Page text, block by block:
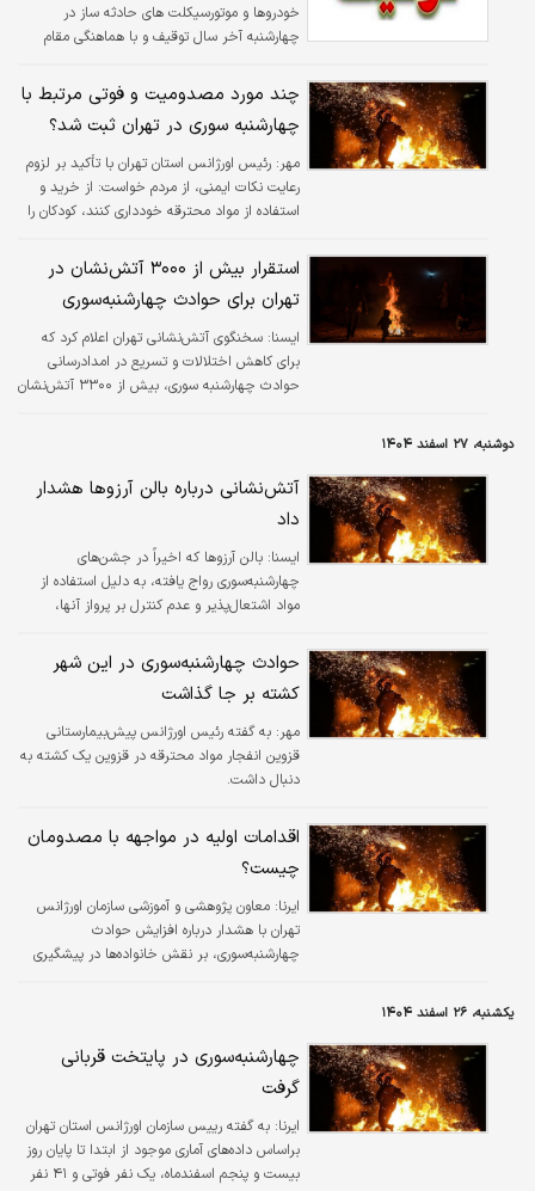
خودروها و موتورسیکلت های حادثه ساز در
چهارشنبه آخر سال توقیف و با هماهنگی مقام
نوروزی ادامه خواهد داشت.
چند مورد مصدومیت و فوتی مرتبط با
چهارشنبه سوری در تهران ثبت شد؟
مهر: رئیس اورژانس استان تهران با تأکید بر لزوم
رعایت نکات ایمنی، از مردم خواست: از خرید و
استفاده از مواد محترقه خودداری کنند، کودکان را
حادثه، بلافاصله با شماره ۱۱۵ تماس بگیرند. استقرار بیش از ۳۰۰۰ آتش‌نشان در
تهران برای حوادث چهارشنبه‌سوری
ايسنا: سخنگوی آتش‌نشانی تهران اعلام کرد که
برای کاهش اختلالات و تسریع در امدادرسانی
حوادث چهارشنبه سوری، بیش از ۳۳۰۰ آتش‌نشان
دوشنبه، ۲۷ اسفند ۱۴۰۴
آتش‌نشانی درباره بالن آرزو‌ها هشدار
داد
ايسنا: بالن آرزوها که اخیراً در جشن‌های
چهارشنبه‌سوری رواج یافته، به دلیل استفاده از
مواد اشتعال‌پذیر و عدم کنترل بر پرواز آنها،
آسیب به جان و مال مردم شوند.
حوادث چهارشنبه‌سوری در این شهر
کشته بر جا گذاشت
مهر: به گفته رئیس اورژانس پیش‌بیمارستانی
قزوین انفجار مواد محترقه در قزوین یک کشته به
دنبال داشت.
اقدامات اولیه در مواجهه با مصدومان
چیست؟
ایرنا: معاون پژوهشی و آموزشی سازمان اورژانس
تهران با هشدار درباره افزایش حوادث
چهارشنبه‌سوری، بر نقش خانواده‌ها در پیشگیری
یکشنبه، ۲۶ اسفند ۱۴۰۴
چهارشنبه‌سوری در پایتخت قربانی
گرفت
ایرنا: به گفته رییس سازمان اورژانس استان تهران
براساس داده‌های آماری موجود از ابتدا تا پایان روز
بیست و پنجم اسفندماه، یک نفر فوتی و ۴۱ نفر